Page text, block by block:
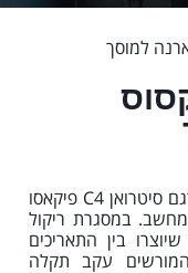
למוסך
חברת לובינסקי מזמינה 238 מכוניות מדגם סיטרואן C4 פיקאסו
מחשב. במסגרת ריקול
שיוצרו בין התאריכים
למוסכים המורשים עקב תקלה